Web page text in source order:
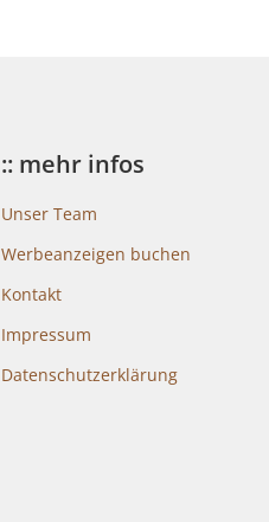
:: mehr infos
Unser Team
Werbeanzeigen buchen
Kontakt
Impressum
Datenschutzerklärung